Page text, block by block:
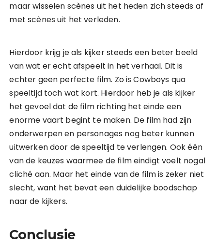
maar wisselen scènes uit het heden zich steeds af
met scènes uit het verleden.
Hierdoor krijg je als kijker steeds een beter beeld
van wat er echt afspeelt in het verhaal. Dit is
echter geen perfecte film. Zo is Cowboys qua
speeltijd toch wat kort. Hierdoor heb je als kijker
het gevoel dat de film richting het einde een
enorme vaart begint te maken. De film had zijn
onderwerpen en personages nog beter kunnen
uitwerken door de speeltijd te verlengen. Ook één
van de keuzes waarmee de film eindigt voelt nogal
cliché aan. Maar het einde van de film is zeker niet
slecht, want het bevat een duidelijke boodschap
naar de kijkers.
Conclusie